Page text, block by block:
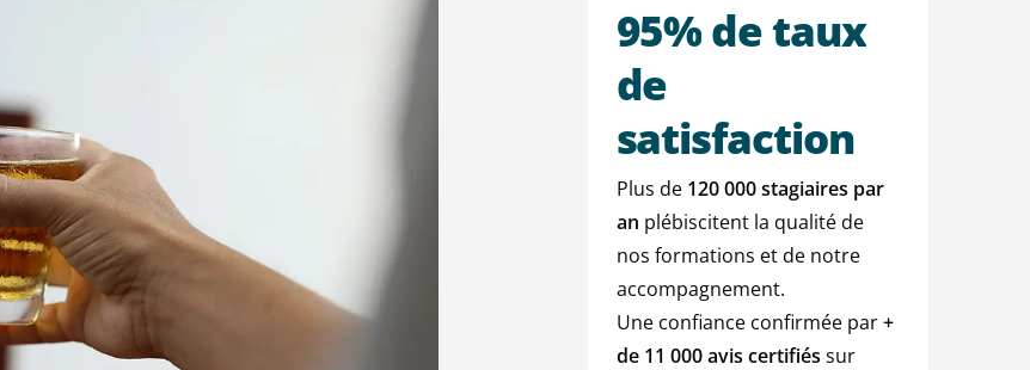
95%detaux
de
satisfaction
Plus de 120 000 stagiaires par
an plébiscitent la qualité de
nos formations et de notre
accompagnement.
Une confiance confirmée par+
de 11 000 avis certifiés sur